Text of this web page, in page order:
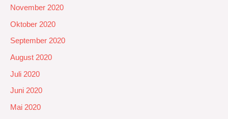
November 2020
Oktober 2020
September 2020
August 2020
Juli 2020
Juni 2020
Mai 2020